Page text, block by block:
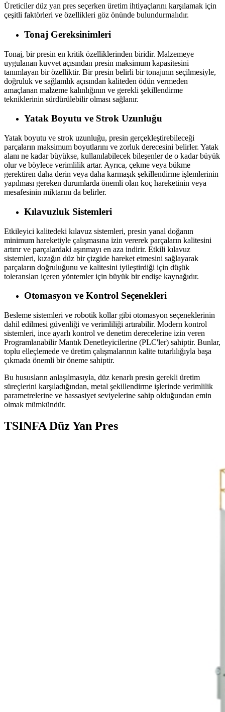
Üreticiler düz yan pres seçerken üretim ihtiyaçlarını karşılamak için
çeşitli faktörleri ve özellikleri göz önünde bulundurmalıdır.
Tonaj Gereksinimleri
Tonaj, bir presin en kritik özelliklerinden biridir. Malzemeye
uygulanan kuvvet açısından presin maksimum kapasitesini
tanımlayan bir özelliktir. Bir presin belirli bir tonajının seçilmesiyle,
doğruluk ve sağlamlık açısından kaliteden ödün vermeden
amaçlanan malzeme kalınlığının ve gerekli şekillendirme
tekniklerinin sürdürülebilir olması sağlanır.
Yatak Boyutu ve Strok Uzunluğu
Yatak boyutu ve strok uzunluğu, presin gerçekleştirebileceği
parçaların maksimum boyutlarını ve zorluk derecesini belirler. Yatak
alanı ne kadar büyükse, kullanılabilecek bileşenler de o kadar büyük
olur ve böylece verimlilik artar. Ayrıca, çekme veya bükme
gerektiren daha derin veya daha karmaşık şekillendirme işlemlerinin
yapılması gereken durumlarda önemli olan koç hareketinin veya
mesafesinin miktarını da belirler.
Kılavuzluk Sistemleri
Etkileyici kalitedeki kılavuz sistemleri, presin yanal doğanın
minimum hareketiyle çalışmasına izin vererek parçaların kalitesini
artırır ve parçalardaki aşınmayı en aza indirir. Etkili kılavuz
sistemleri, kızağın düz bir çizgide hareket etmesini sağlayarak
parçaların doğruluğunu ve kalitesini iyileştirdiği için düşük
toleransları içeren yöntemler için büyük bir endişe kaynağıdır.
Otomasyon ve Kontrol Seçenekleri
Besleme sistemleri ve robotik kollar gibi otomasyon seçeneklerinin
dahil edilmesi güvenliği ve verimliliği artırabilir. Modern kontrol
sistemleri, ince ayarlı kontrol ve denetim derecelerine izin veren
Programlanabilir Mantık Denetleyicilerine (PLC'ler) sahiptir. Bunlar,
toplu elleçlemede ve üretim çalışmalarının kalite tutarlılığıyla başa
çıkmada önemli bir öneme sahiptir.
Bu hususların anlaşılmasıyla, düz kenarlı presin gerekli üretim
süreçlerini karşıladığından, metal şekillendirme işlerinde verimlilik
parametrelerine ve hassasiyet seviyelerine sahip olduğundan emin
olmak mümkündür.
TSINFA Düz Yan Pres